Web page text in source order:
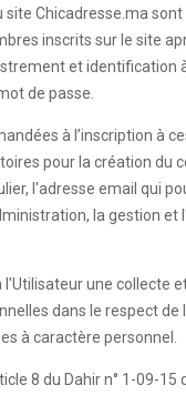
site Chicadresse.ma
inscrits sur le site
et identification
de passe.
à l’inscription à
pour la création du
l'adresse email qui
la gestion et
l'Utilisateur une collecte
dans le respect de
à caractère personnel.
8 du Dahir n° 1-09-15